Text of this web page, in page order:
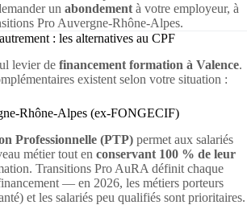
un abondement à votre employeur, à
Pro Auvergne-Rhône-Alpes.
: les alternatives au CPF
levier de financement formation à Valence.
existent selon votre situation :
Rhône-Alpes (ex-FONGECIF)
Professionnelle (PTP) permet aux salariés
métier tout en conservant 100 % de leur
Transitions Pro AuRA définit chaque
— en 2026, les métiers porteurs
et les salariés peu qualifiés sont prioritaires.